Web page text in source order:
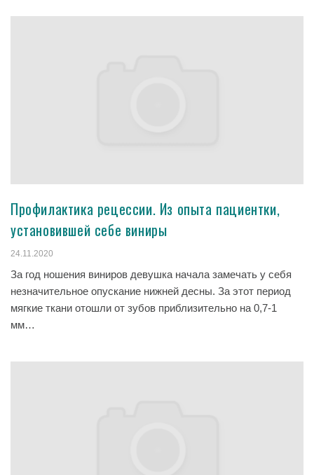
Профилактика рецессии. Из опыта пациентки,
установившей себе виниры
24.11.2020
За год ношения виниров девушка начала замечать у себя
незначительное опускание нижней десны. За этот период
мягкие ткани отошли от зубов приблизительно на 0,7-1
мм…